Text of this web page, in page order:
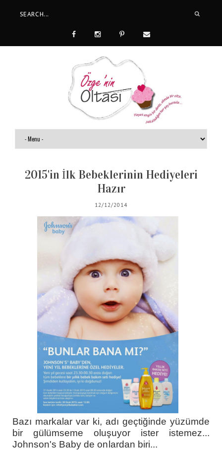
2015'in İlk Bebeklerinin Hediyeleri
Hazır
12/12/2014
Bazı markalar var ki, adı geçtiğinde yüzümde
bir gülümseme oluşuyor ister istemez...
Johnson's Baby de onlardan biri...